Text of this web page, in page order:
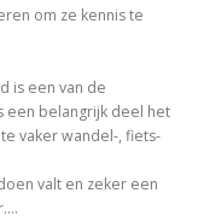
om ze kennis te
is een van de
een belangrijk deel het
vaker wandel-, fiets-
valt en zeker een